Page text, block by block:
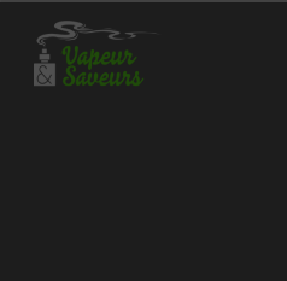
Panneau de gestion des cookies